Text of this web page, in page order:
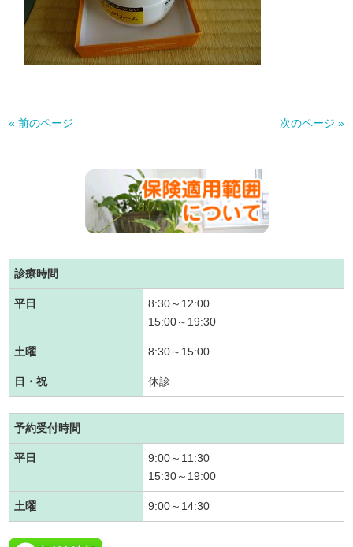
« 前のページ 次のページ »
診療時間
平日
8:30～12:00
15:00～19:30
土曜 8:30～15:00
日・祝 休診
予約受付時間
平日
9:00～11:30
15:30～19:00
土曜 9:00～14:30